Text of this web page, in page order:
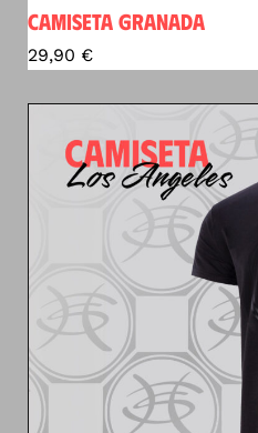
CAMISETA GRANADA
29,90 €